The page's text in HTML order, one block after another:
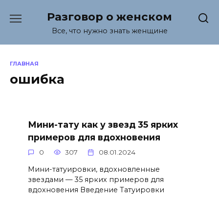
содержанию
Разговор о женском
Все, что нужно знать женщине
ГЛАВНАЯ
ошибка
Мини-тату как у звезд 35 ярких
примеров для вдохновения
0 307 08.01.2024
Мини-татуировки, вдохновленные
звездами — 35 ярких примеров для
вдохновения Введение Татуировки